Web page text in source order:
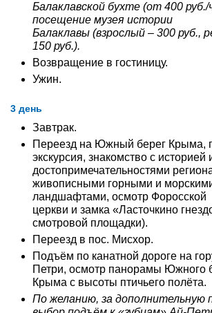
Балаклавской бухте (от 400 руб./
посещение музея истории
Балаклавы (взрослый – 300 руб.,
150 руб.).
Возвращение в гостиницу.
Ужин.
3 день
Завтрак.
Переезд на Южный берег Крыма,
экскурсия, знакомство с историей
достопримечательностями
живописными горными и
ландшафтами, осмотр Форосской
церкви и замка «Ласточкино
смотровой площадки).
Переезд в пос. Мисхор.
Подъём по канатной дороге на
Петри, осмотр панорамы Южного
Крыма с высоты птичьего полёта.
По желанию, за дополнительную